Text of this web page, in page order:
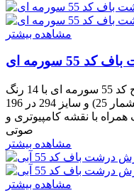
مشاهده بیشتر
سورمه ای
نخ و نقشه فرش درشت باف (گبه) طرح کد 55 سورمه ای با 14 رنگ
به ابعاد 1052 رج در 700 گره (رجشمار 25) و سایز 294 در 196
با نقشه کامپیوتری و
صوتی
مشاهده بیشتر
مشاهده بیشتر